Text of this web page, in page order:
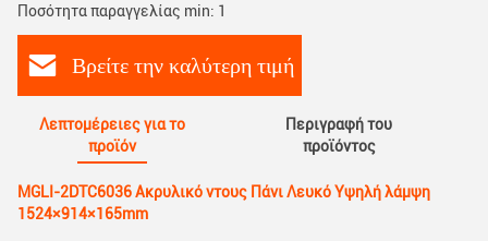
Ποσότητα παραγγελίας min: 1
Βρείτε την καλύτερη τιμή
Λεπτομέρειες για το
προϊόν
Περιγραφή του
προϊόντος
MGLI-2DTC6036 Ακρυλικό ντους Πάνι Λευκό Υψηλή λάμψη
1524×914×165mm